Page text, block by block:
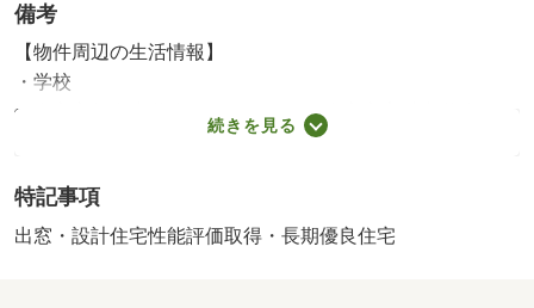
備考
【物件周辺の生活情報】
・学校
仙台市立鶴巻小学校（2,150m）、仙台市立高砂中学校
スーパー（1,550m）、コンビニ（600m）
・その他施設
続きを見る
特記事項
出窓・設計住宅性能評価取得・長期優良住宅